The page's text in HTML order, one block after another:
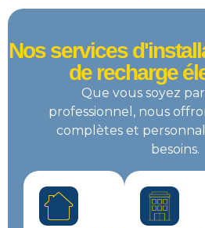
Nos services
de recharge
Que vous soyez
professionnel, nous
complètes et
besoins.